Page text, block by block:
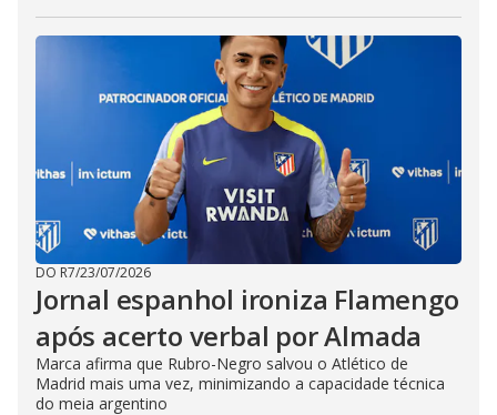
DO R7/23/07/2026
Jornal espanhol ironiza Flamengo
após acerto verbal por Almada
Marca afirma que Rubro-Negro salvou o Atlético de
Madrid mais uma vez, minimizando a capacidade técnica
do meia argentino